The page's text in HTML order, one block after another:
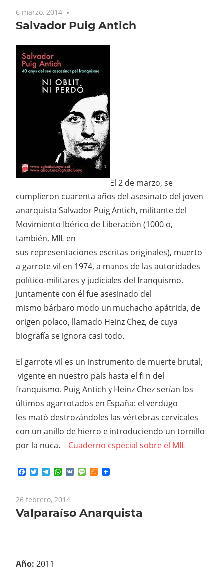
6 marzo, 2014
Salvador Puig Antich
El 2 de marzo, se
cumplieron cuarenta años del asesinato del joven
anarquista Salvador Puig Antich, militante del
Movimiento Ibérico de Liberación (1000 o,
también, MIL en
sus representaciones escritas originales), muerto
a garrote vil en 1974, a manos de las autoridades
político-militares y judiciales del franquismo.
Juntamente con él fue asesinado del
mismo bárbaro modo un muchacho apátrida, de
origen polaco, llamado Heinz Chez, de cuya
biografía se ignora casi todo.
El garrote vil es un instrumento de muerte brutal,
vigente en nuestro país hasta el fi n del
franquismo. Puig Antich y Heinz Chez serían los
últimos agarrotados en España: el verdugo
les mató destrozándoles las vértebras cervicales
con un anillo de hierro e introduciendo un tornillo
por la nuca. Cuaderno especial sobre el MIL
Facebook
TwitterTelegram
WhatsApp
VK MessageMeneame
26 febrero, 2014
Valparaíso Anarquista
Año: 2011